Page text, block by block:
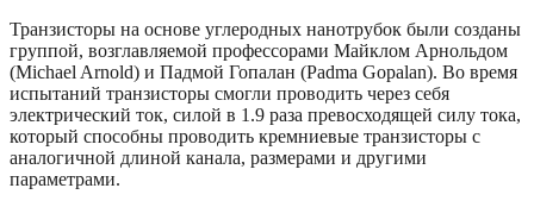
Транзисторы на основе углеродных нанотрубок были созданы
группой, возглавляемой профессорами Майклом Арнольдом
(Michael Arnold) и Падмой Гопалан (Padma Gopalan). Во время
испытаний транзисторы смогли проводить через себя
электрический ток, силой в 1.9 раза превосходящей силу тока,
который способны проводить кремниевые транзисторы с
аналогичной длиной канала, размерами и другими
параметрами.